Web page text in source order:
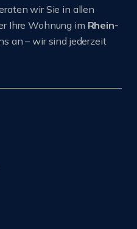
wir Sie in allen
Ihre Wohnung im Rhein-
an – wir sind jederzeit